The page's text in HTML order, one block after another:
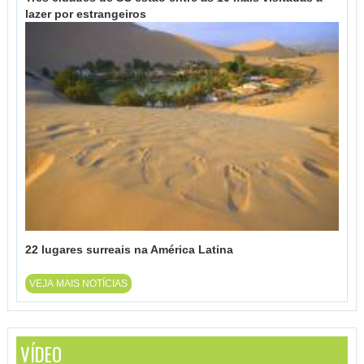
lazer por estrangeiros
22 lugares surreais na América Latina
VEJA MAIS NOTÍCIAS
VÍDEO